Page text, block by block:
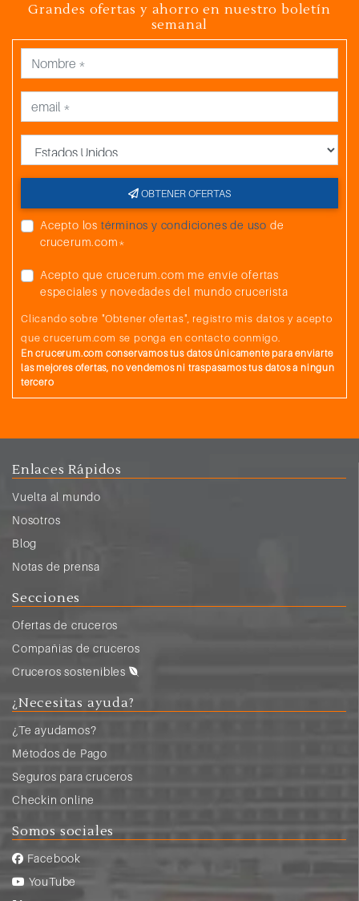
Grandes ofertas y ahorro en nuestro boletín
semanal
OBTENER OFERTAS
Acepto los términos y condiciones de uso de
crucerum.com*
Acepto que crucerum.com me envíe ofertas
especiales y novedades del mundo crucerista
Clicando sobre "Obtener ofertas", registro mis datos y acepto
que crucerum.com se ponga en contacto conmigo.
En crucerum.com conservamos tus datos únicamente para enviarte
las mejores ofertas, no vendemos ni traspasamos tus datos a ningun
tercero
Enlaces Rápidos
Vuelta al mundo
Nosotros
Blog
Notas de prensa
Secciones
Ofertas de cruceros
Compañias de cruceros
Cruceros sostenibles
¿Necesitas ayuda?
¿Te ayudamos?
Métodos de Pago
Seguros para cruceros
Checkin online
Somos sociales
Facebook
YouTube